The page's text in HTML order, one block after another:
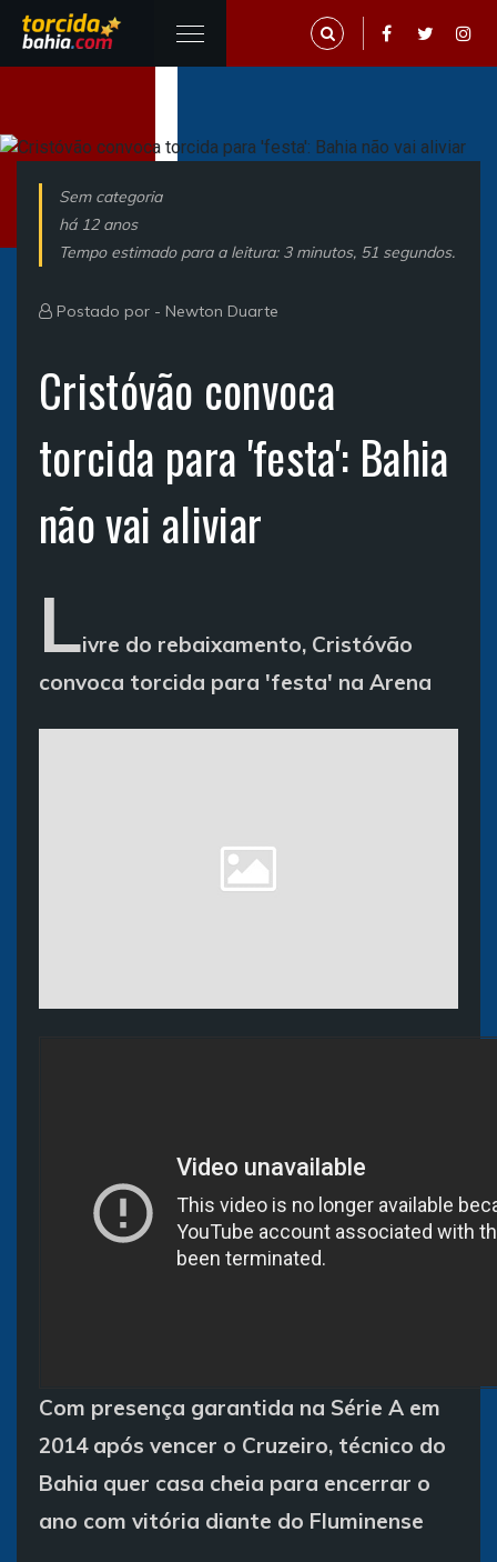
Sem categoria
há 12 anos
Tempo estimado para a leitura: 3 minutos, 51 segundos.
Postado por - Newton Duarte
Cristóvão convoca
torcida para 'festa': Bahia
não vai aliviar
Livre do rebaixamento, Cristóvão
convoca torcida para 'festa' na Arena
Com presença garantida na Série A em
2014 após vencer o Cruzeiro, técnico do
Bahia quer casa cheia para encerrar o
ano com vitória diante do Fluminense